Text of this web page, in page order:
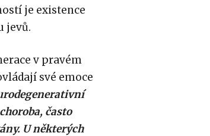
je existence
jevů.
v pravém
své emoce
často
U některých